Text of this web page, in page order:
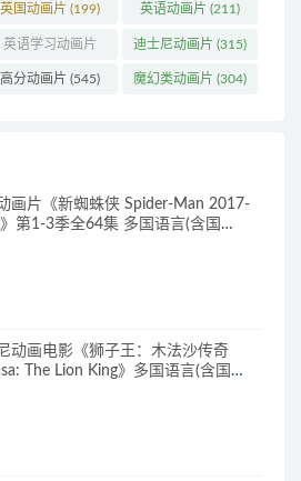
英国动画片 (199) 英语动画片 (211)
英语学习动画片
(85)
迪士尼动画片 (315)
高分动画片 (545) 魔幻类动画片 (304)
画片《新蜘蛛侠 Spider-Man 2017-
第1-3季全64集 多国语言(含国
动画电影《狮子王：木法沙传奇
The Lion King》多国语言(含国